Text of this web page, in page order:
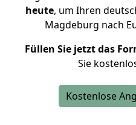
heute, um Ihren
Magdeburg nach
Füllen Sie jetzt das
Sie
Kostenlose